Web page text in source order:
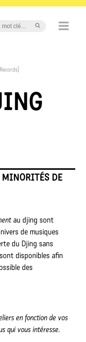
DE
au djing sont
de musiques
du Djing sans
disponibles afin
des
en fonction de vos
qui vous intéresse.